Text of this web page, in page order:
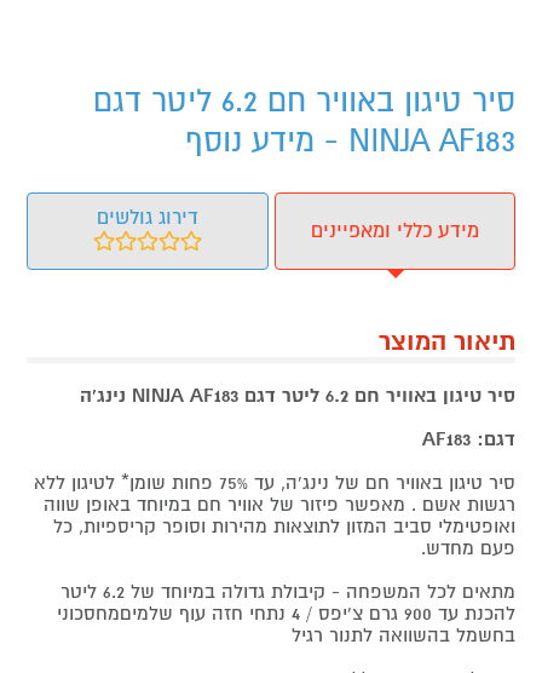
סיר טיגון באוויר חם 6.2 ליטר דגם
NINJA AF183 - מידע נוסף
מידע כללי ומאפיינים
דירוג גולשים
תיאור המוצר
סיר טיגון באוויר חם 6.2 ליטר דגם NINJA AF183 נינג'ה
דגם: AF183
סיר טיגון באוויר חם של נינג'ה, עד 75% פחות שומן* לטיגון ללא
רגשות אשם . מאפשר פיזור של אוויר חם במיוחד באופן שווה
ואופטימלי סביב המזון לתוצאות מהירות וסופר קריספיות, כל
פעם מחדש.
מתאים לכל המשפחה - קיבולת גדולה במיוחד של 6.2 ליטר
להכנת עד 900 גרם צ'יפס / 4 נתחי חזה עוף שלמיםמחסכוני
בחשמל בהשוואה לתנור רגיל